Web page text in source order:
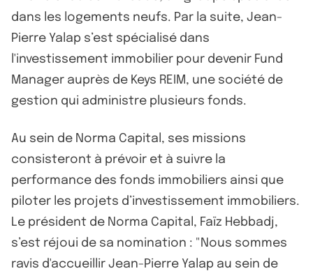
dans les logements neufs. Par la suite, Jean-
Pierre Yalap s’est spécialisé dans
l'investissement immobilier pour devenir Fund
Manager auprès de Keys REIM, une société de
gestion qui administre plusieurs fonds.
Au sein de Norma Capital, ses missions
consisteront à prévoir et à suivre la
performance des fonds immobiliers ainsi que
piloter les projets d’investissement immobiliers.
Le président de Norma Capital, Faïz Hebbadj,
s’est réjoui de sa nomination : "Nous sommes
ravis d'accueillir Jean-Pierre Yalap au sein de